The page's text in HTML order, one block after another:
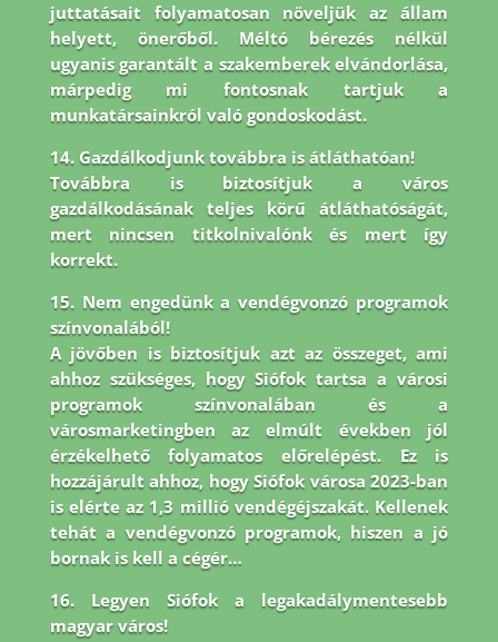
juttatásait folyamatosan növeljük az állam
helyett, önerőből. Méltó bérezés nélkül
ugyanis garantált a szakemberek elvándorlása,
márpedig mi fontosnak tartjuk a
munkatársainkról való gondoskodást.
14. Gazdálkodjunk továbbra is átláthatóan!
Továbbra is biztosítjuk a város
gazdálkodásának teljes körű átláthatóságát,
mert nincsen titkolnivalónk és mert így
korrekt.
15. Nem engedünk a vendégvonzó programok
színvonalából!
A jövőben is biztosítjuk azt az összeget, ami
ahhoz szükséges, hogy Siófok tartsa a városi
programok színvonalában és a
városmarketingben az elmúlt években jól
érzékelhető folyamatos előrelépést. Ez is
hozzájárult ahhoz, hogy Siófok városa 2023-ban
is elérte az 1,3 millió vendégéjszakát. Kellenek
tehát a vendégvonzó programok, hiszen a jó
bornak is kell a cégér…
16. Legyen Siófok a legakadálymentesebb
magyar város!